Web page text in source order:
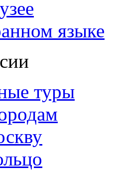
языке
туры